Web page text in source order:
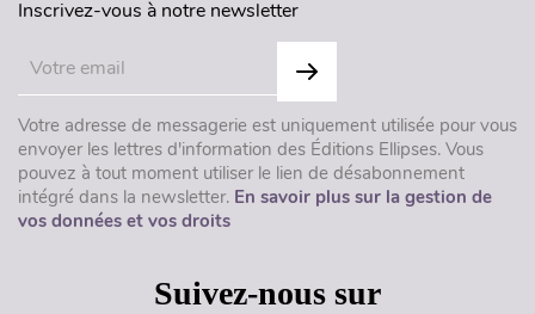
Inscrivez-vous à notre newsletter
Votre adresse de messagerie est uniquement utilisée pour vous
envoyer les lettres d'information des Éditions Ellipses. Vous
pouvez à tout moment utiliser le lien de désabonnement
intégré dans la newsletter. En savoir plus sur la gestion de
vos données et vos droits
Suivez-nous sur